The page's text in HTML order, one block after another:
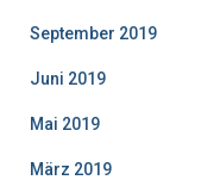
September 2019
Juni 2019
Mai 2019
März 2019